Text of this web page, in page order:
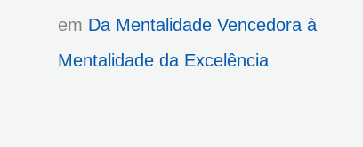
em Da Mentalidade Vencedora à
Mentalidade da Excelência